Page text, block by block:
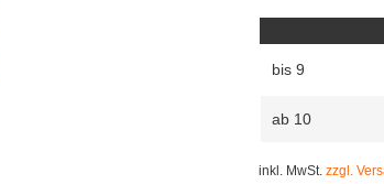
bis9
ab 10
inkl. MwSt.zzgl.